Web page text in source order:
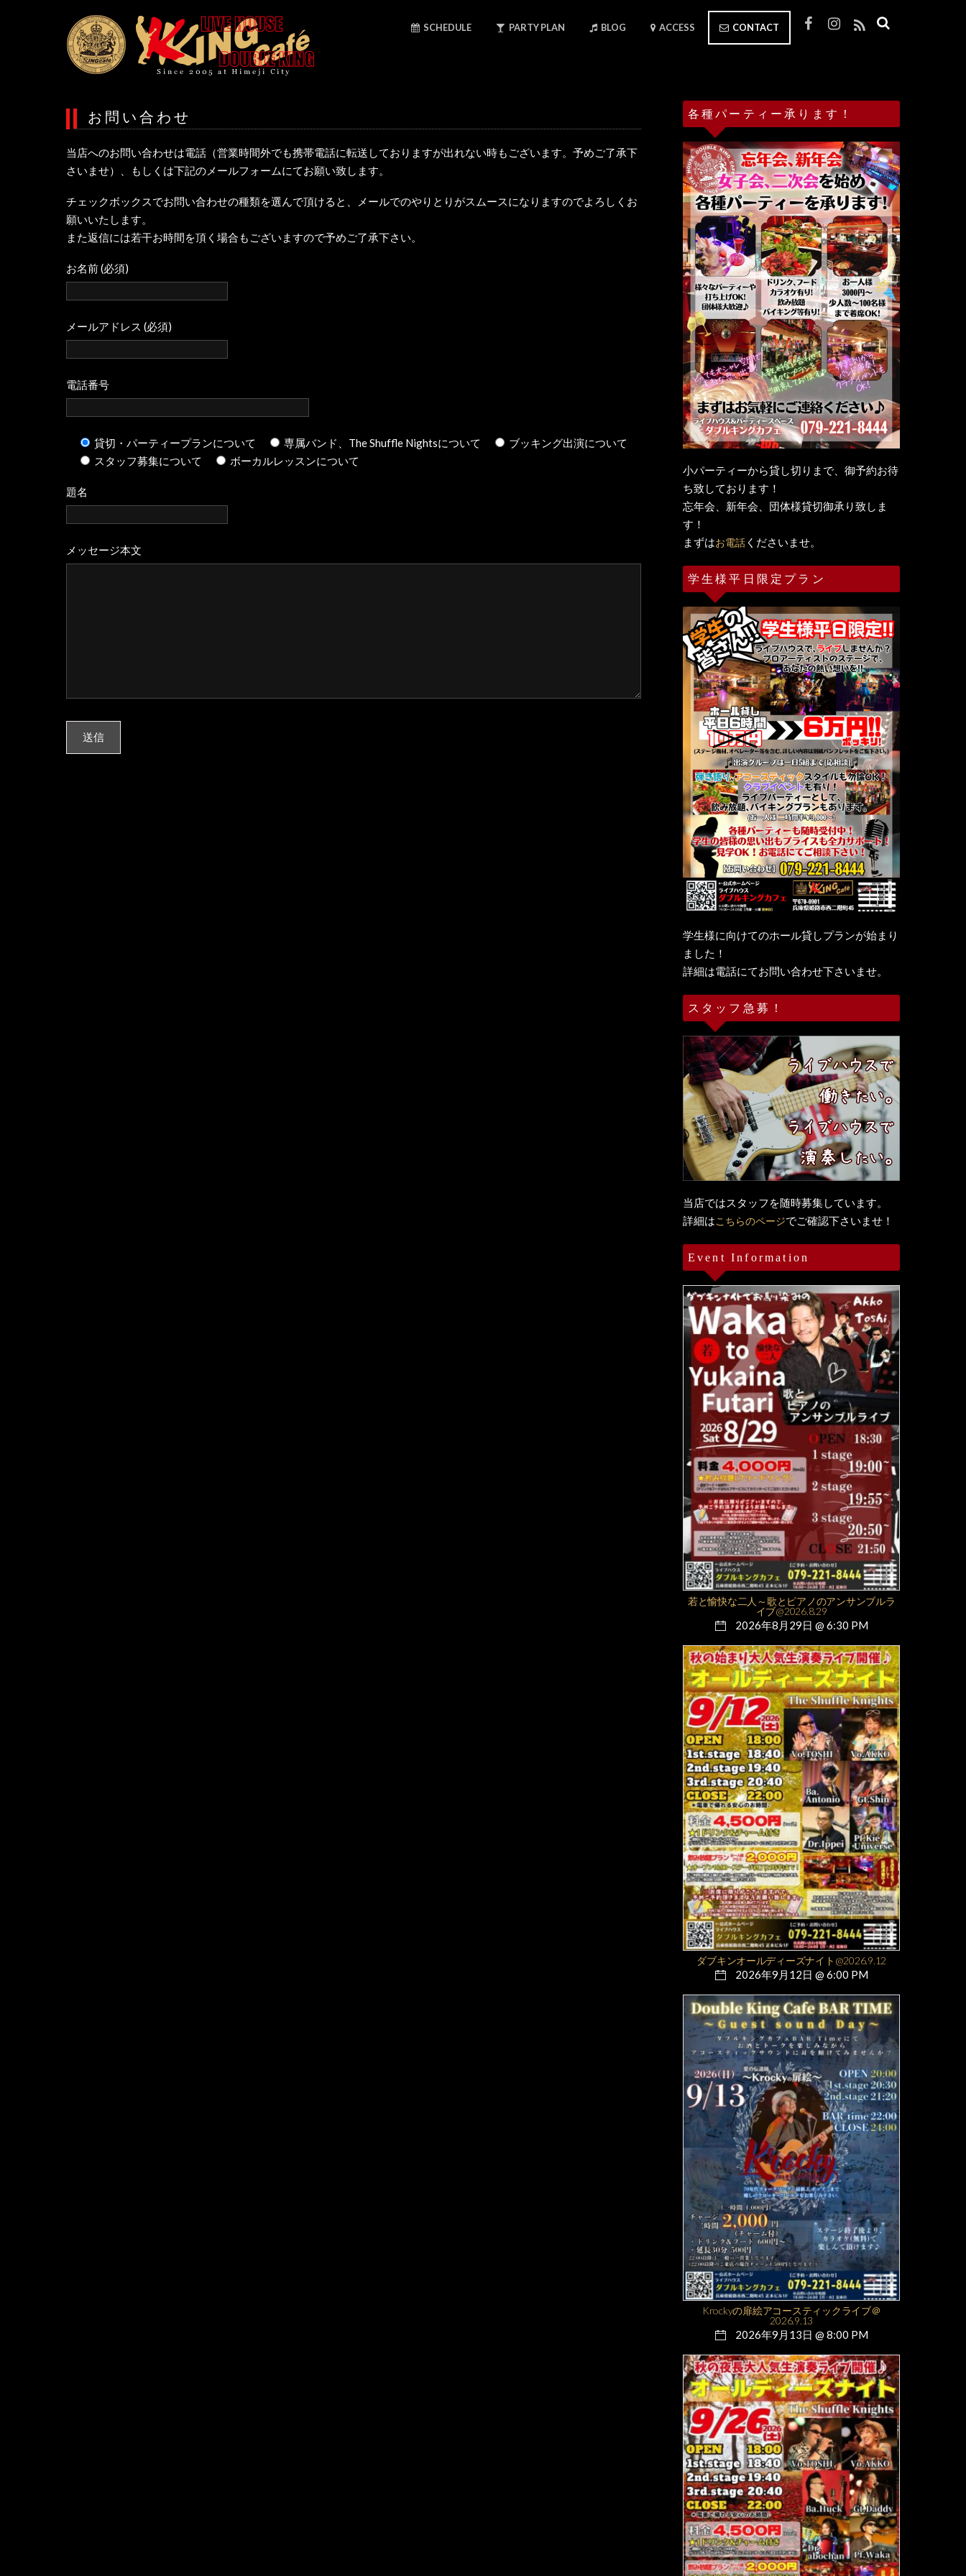
SCHEDULE PARTY PLAN BLOG ACCESS CONTACT
お問い合わせ
当店へのお問い合わせは電話（営業時間外でも携帯電話に転送しておりますが出れない時もございます。予めご了承下
さいませ）、もしくは下記のメールフォームにてお願い致します。
チェックボックスでお問い合わせの種類を選んで頂けると、メールでのやりとりがスムースになりますのでよろしくお
願いいたします。
また返信には若干お時間を頂く場合もございますので予めご了承下さい。
お名前 (必須)
メールアドレス (必須)
電話番号
貸切・パーティープランについて 専属バンド、The Shuffle Nightsについて
ブッキング出演について
スタッフ募集について
ボーカルレッスンについて
題名
メッセージ本文
各種パーティー承ります！
小パーティーから貸し切りまで、御予約お待
ち致しております！
忘年会、新年会、団体様貸切御承り致しま
す！
まずはお電話 くださいませ。
学生様平日限定プラン
学生様に向けてのホール貸しプランが始まり
ました！
詳細は電話にてお問い合わせ下さいませ。
スタッフ急募！
当店ではスタッフを随時募集しています。
詳細はこちらのページでご確認下さいませ！
Event Information
若と愉快な二人～歌とピアノのアンサンブルラ
イブ@2026.8.29
2026年8月29日 @ 6:30 PM
ダブキンオールディーズナイト@2026.9.12
2026年9月12日 @ 6:00 PM
Krockyの扉絵アコースティックライブ＠
2026.9.13
2026年9月13日 @ 8:00 PM